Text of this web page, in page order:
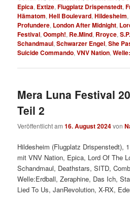
Epica, Extize,Flugplatz Drispenstedt,
Hämatom,Hell Boulevard,Hildesheim,
Profundere, London After Midnight,
Festival,Oomph!, Re.Mind, Rroyce,
Schandmaul,Schwarzer Engel,She
Suicide Commando,VNV Nation,
Mera Luna Festival
Teil 2
Veröffentlicht am16. August 2024von
Hildesheim (Flugplatz Drispenstedt),
mit VNV Nation, Epica, Lord Of The
Schandmaul, Deathstars, SITD,
Welle:Erdball, Zeraphine, Das Ich,
Lied To Us, JanRevolution, X-RX,